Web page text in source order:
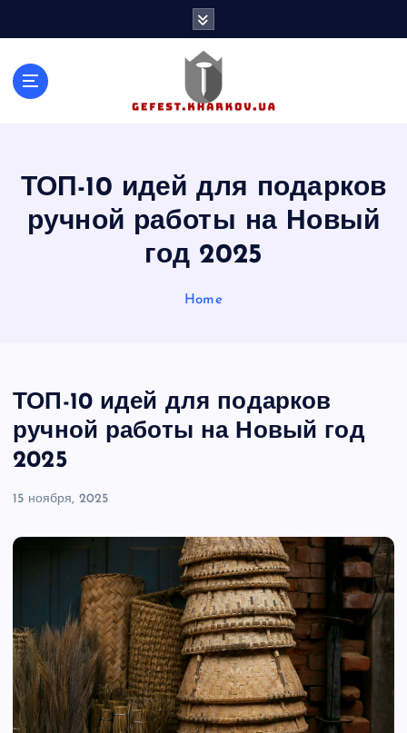
ТОП-10 идей для подарков
ручной работы на Новый
год 2025
Home
ТОП-10 идей для подарков
ручной работы на Новый год
2025
15 ноября, 2025